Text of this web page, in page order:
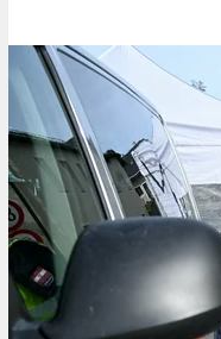
berlin
nord
wahrheit
verlag
verlag
veranstaltungen